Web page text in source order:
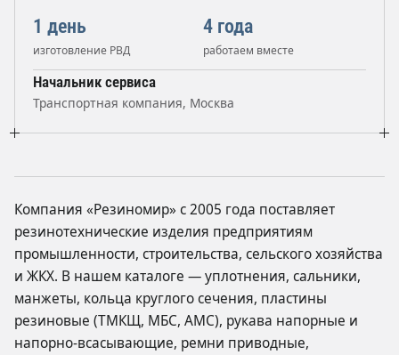
1 день
изготовление РВД
4 года
работаем вместе
Начальник сервиса
Транспортная компания, Москва
Компания «Резиномир» с 2005 года поставляет
резинотехнические изделия предприятиям
промышленности, строительства, сельского хозяйства
и ЖКХ. В нашем каталоге — уплотнения, сальники,
манжеты, кольца круглого сечения, пластины
резиновые (ТМКЩ, МБС, АМС), рукава напорные и
напорно-всасывающие, ремни приводные,